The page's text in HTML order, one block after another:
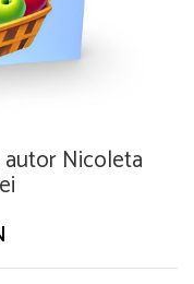
autor Nicoleta